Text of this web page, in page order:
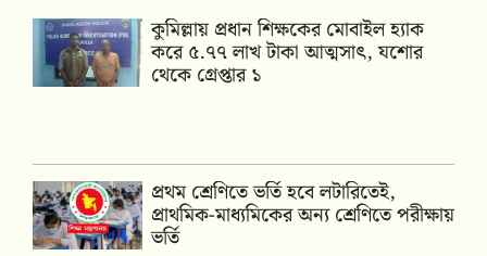
কুমিল্লায় প্রধান শিক্ষকের মোবাইল হ্যাক
করে ৫.৭৭ লাখ টাকা আত্মসাৎ, যশোর
থেকে গ্রেপ্তার ১
প্রথম শ্রেণিতে ভর্তি হবে লটারিতেই,
প্রাথমিক-মাধ্যমিকের অন্য শ্রেণিতে পরীক্ষায়
ভর্তি